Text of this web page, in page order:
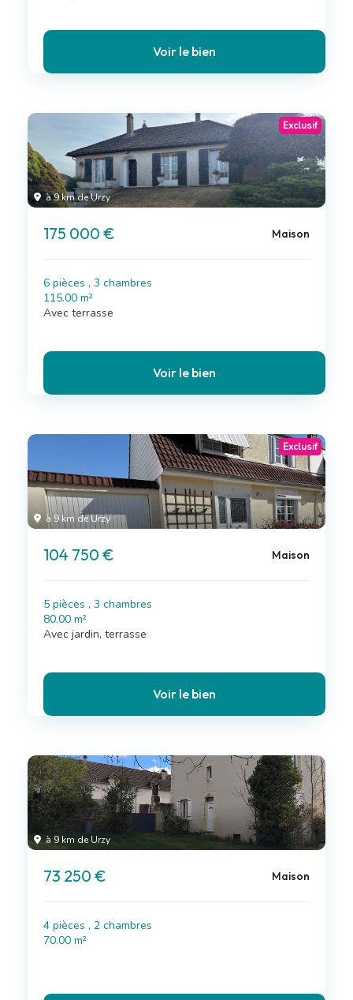
Voir le bien
à 9 km de Urzy
Exclusif
175 000 € Maison
6 pièces , 3 chambres
115.00 m²
Avec terrasse
Voir le bien
à 9 km de Urzy
Exclusif
104 750 € Maison
5 pièces , 3 chambres
80.00 m²
Avec jardin, terrasse
Voir le bien
à 9 km de Urzy
73 250 € Maison
4 pièces , 2 chambres
70.00 m²